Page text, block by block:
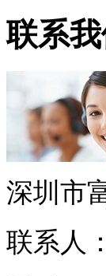
联系我
深圳市
联系人